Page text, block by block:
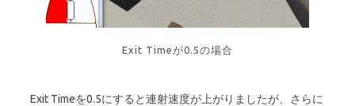
Exit Timeが0.5の場合
Exit Timeを0.5にすると連射速度が上がりましたが、さらに